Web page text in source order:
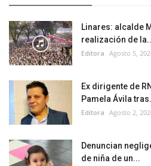
Linares: alcalde
realización de
Editora Agosto 5,
Ex dirigente de
Pamela Ávila
Editora Agosto 2,
Denuncian
de niña de un...